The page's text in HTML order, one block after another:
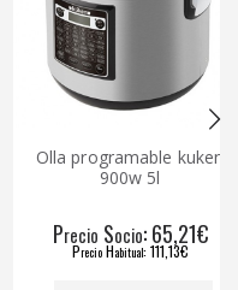
Olla programable kuken
900w 5l
recioSocio: 65,21€
recioHabitual: 111,13€